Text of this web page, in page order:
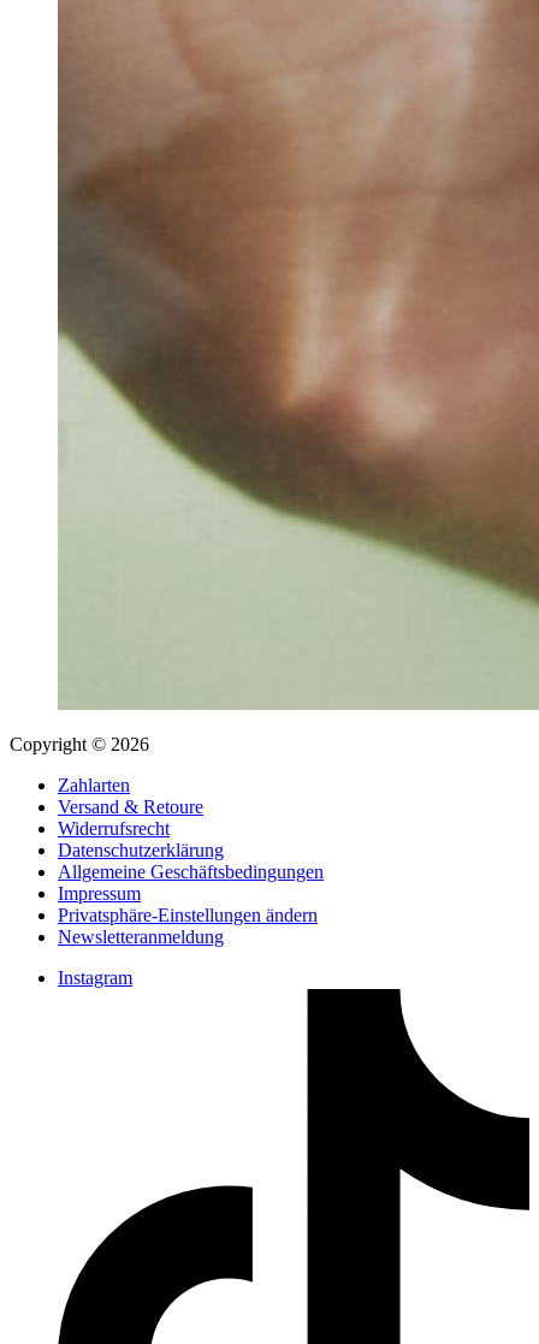
Copyright © 2026
Zahlarten
Versand & Retoure
Widerrufsrecht
Datenschutzerklärung
Allgemeine Geschäftsbedingungen
Impressum
Privatsphäre-Einstellungen ändern
Newsletteranmeldung
Instagram